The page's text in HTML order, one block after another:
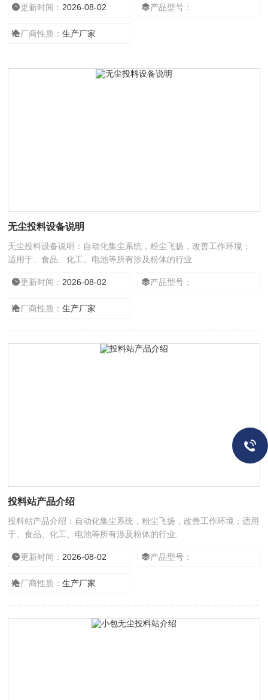
更新时间： 2026-08-02 产品型号：
厂商性质：生产厂家
无尘投料设备说明
无尘投料设备说明：自动化集尘系统，粉尘飞扬，改善工作环境；
适用于、食品、化工、电池等所有涉及粉体的行业 .
更新时间： 2026-08-02 产品型号：
厂商性质：生产厂家
投料站产品介绍
投料站产品介绍：自动化集尘系统，粉尘飞扬，改善工作环境；适用
于、食品、化工、电池等所有涉及粉体的行业.
更新时间： 2026-08-02 产品型号：
厂商性质：生产厂家